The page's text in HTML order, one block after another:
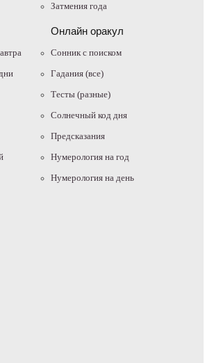
Затмения года
Онлайн оракул
Cонник с поиском
Гадания (все)
Тесты (разные)
Солнечный код дня
Предсказания
Нумерология на год
Нумерология на день